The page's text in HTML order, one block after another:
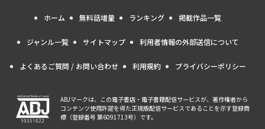
ホーム 無料話増量 ランキング 掲載作品一覧
ジャンル一覧 サイトマップ 利用者情報の外部送信について
よくあるご質問 / お問い合わせ 利用規約 プライバシーポリシー
ABJマークは、この電子書店・電子書籍配信サービスが、著作権者から
コンテンツ使用許諾を得た正規版配信サービスであることを示す登録商
標（登録番号 第6091713号）です。